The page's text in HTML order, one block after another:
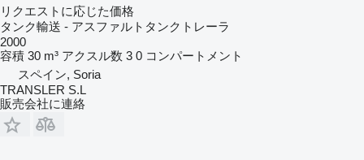
リクエストに応じた価格
タンク輸送 - アスファルトタンクトレーラ
2000
容積 30 m³ アクスル数 3 0 コンパートメント
スペイン, Soria
TRANSLER S.L
販売会社に連絡